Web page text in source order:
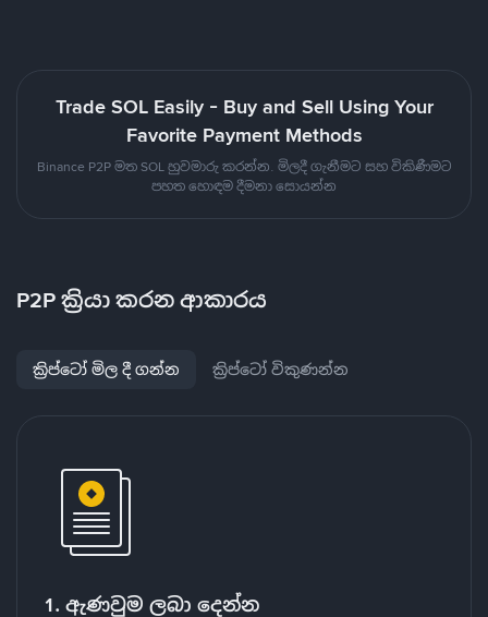
Trade SOL Easily - Buy and Sell Using Your
Favorite Payment Methods
Binance P2P මත SOL හුවමාරු කරන්න. මිලදී ගැනීමට සහ විකිණීමට
පහත හොඳම දීමනා සොයන්න
P2P ක්‍රියා කරන ආකාරය
ක්‍රිප්ටෝ මිල දී ගන්න ක්‍රිප්ටෝ විකුණන්න
1. ඇණවුම ලබා දෙන්න